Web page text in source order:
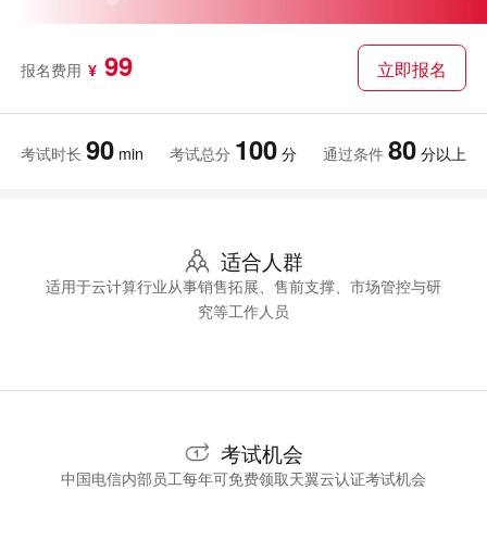
报名费用 ¥ 99 立即报名
考试时长 90 min 考试总分 100 分 通过条件 80 分以上
适合人群
适用于云计算行业从事销售拓展、售前支撑、市场管控与研
究等工作人员
考试机会
中国电信内部员工每年可免费领取天翼云认证考试机会